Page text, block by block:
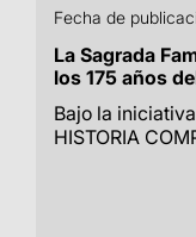
Fecha de
La Sagrada
los 175 años
Bajo la
HISTORIA